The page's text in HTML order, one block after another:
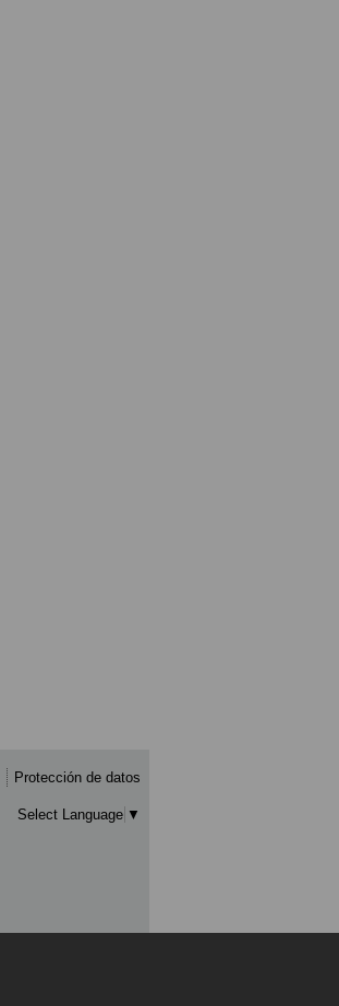
Protección de datos
Select Language ▼